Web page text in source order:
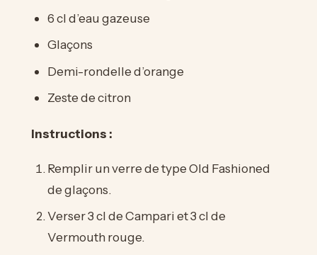
6 cl d’eau gazeuse
Glaçons
Demi-rondelle d’orange
Zeste de citron
Instructions :
Remplir un verre de type Old Fashioned
de glaçons.
Verser 3 cl de Campari et 3 cl de
Vermouth rouge.